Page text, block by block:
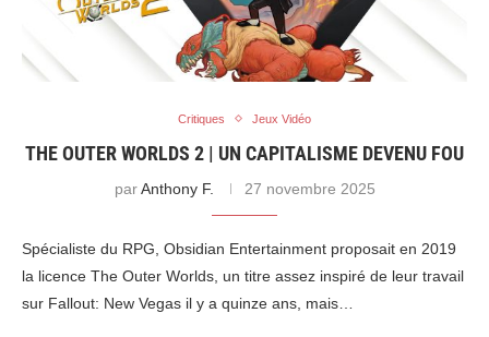
Critiques Jeux Vidéo
THE OUTER WORLDS 2 | UN CAPITALISME DEVENU FOU
parAnthony F. 27 novembre 2025
Spécialiste du RPG, Obsidian Entertainment proposait en 2019
la licence The Outer Worlds, un titre assez inspiré de leur travail
sur Fallout: New Vegas il y a quinze ans, mais…